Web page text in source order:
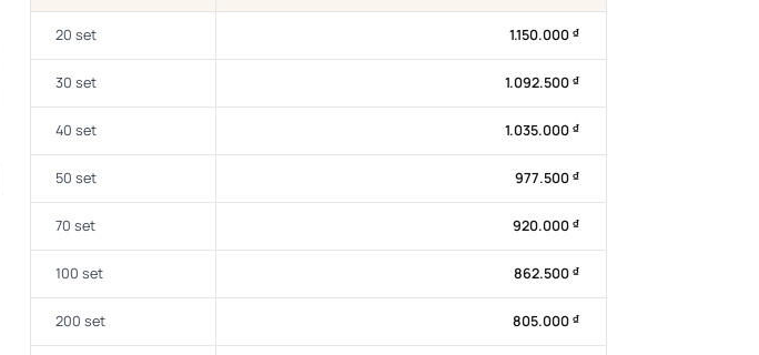
20 set 1.150.000 ₫
30 set 1.092.500 ₫
40 set 1.035.000 ₫
50 set 977.500 ₫
70 set 920.000 ₫
100 set 862.500 ₫
200 set 805.000 ₫